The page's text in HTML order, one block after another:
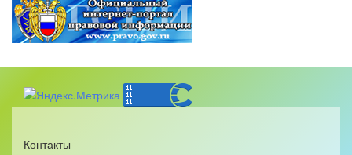
Контакты